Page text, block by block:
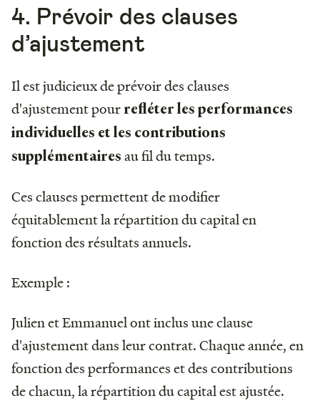
4. Prévoir des clauses
d’ajustement
Il est judicieux de prévoir des clauses
d'ajustement pour refléter les performances
individuelles et les contributions
supplémentaires au fil du temps.
Ces clauses permettent de modifier
équitablement la répartition du capital en
fonction des résultats annuels.
Exemple :
Julien et Emmanuel ont inclus une clause
d'ajustement dans leur contrat. Chaque année, en
fonction des performances et des contributions
de chacun, la répartition du capital est ajustée.